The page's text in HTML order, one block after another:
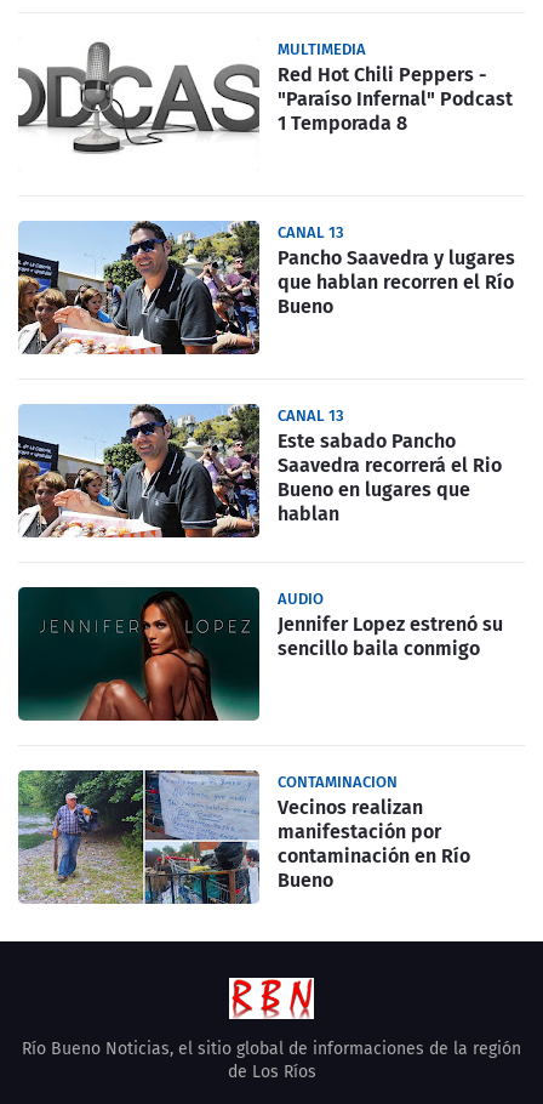
MULTIMEDIA
Red Hot Chili Peppers -
"Paraíso Infernal" Podcast
1 Temporada 8
CANAL 13
Pancho Saavedra y lugares
que hablan recorren el Río
Bueno
CANAL 13
Este sabado Pancho
Saavedra recorrerá el Rio
Bueno en lugares que
hablan
AUDIO
Jennifer Lopez estrenó su
sencillo baila conmigo
CONTAMINACION
Vecinos realizan
manifestación por
contaminación en Río
Bueno
Río Bueno Noticias, el sitio global de informaciones de la región
de Los Ríos